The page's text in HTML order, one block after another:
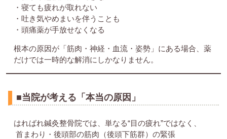
・寝ても疲れが取れない
・吐き気やめまいを伴うことも
・頭痛薬が手放せなくなる
根本の原因が「筋肉・神経・血流・姿勢」にある場合、薬
だけでは一時的な解消にしかなりません。
■当院が考える「本当の原因」
はればれ鍼灸整骨院では、単なる“目の疲れ”ではなく、
首まわり・後頭部の筋肉（後頭下筋群）の緊張